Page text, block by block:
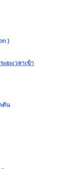
)
ยะเวลาเข้า
ดัน